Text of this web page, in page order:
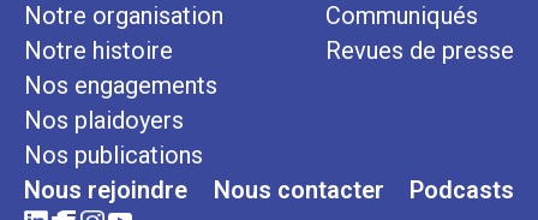
Notre organisation
Notre histoire
Nos engagements
Nos plaidoyers
Nos publications
Communiqués
Revues de presse
Nous rejoindre Nous contacter Podcasts